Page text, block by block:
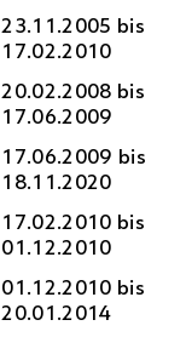
23.11.2005 bis
17.02.2010
20.02.2008 bis
17.06.2009
17.06.2009 bis
18.11.2020
17.02.2010 bis
01.12.2010
01.12.2010 bis
20.01.2014